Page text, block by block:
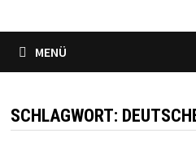
MENÜ
SCHLAGWORT: